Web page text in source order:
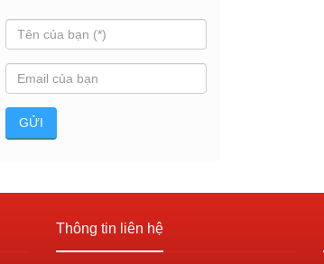
Thông tin liên hệ